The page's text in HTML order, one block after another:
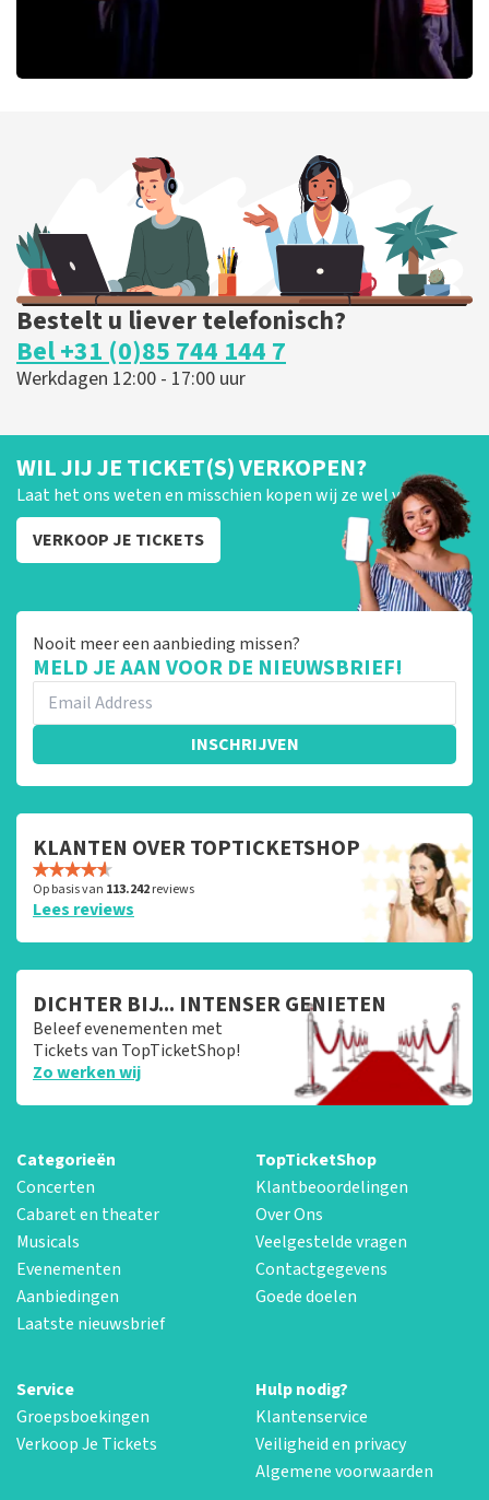
BESTEL NU
Bestelt u liever telefonisch?
Bel +31 (0)85 744 144 7
Werkdagen 12:00 - 17:00 uur
WIL JIJ JE TICKET(S) VERKOPEN?
Laat het ons weten en misschien kopen wij ze wel van je!
VERKOOP JE TICKETS
Nooit meer een aanbieding missen?
MELD JE AAN VOOR DE NIEUWSBRIEF!
INSCHRIJVEN
KLANTEN OVER TOPTICKETSHOP
Op basis van 113.242reviews
Lees reviews
DICHTER BIJ... INTENSER GENIETEN
Beleef evenementen met
Tickets van TopTicketShop!
Zo werken wij
Categorieën
Concerten
Cabaret en theater
Musicals
Evenementen
Aanbiedingen
Laatste nieuwsbrief
TopTicketShop
Klantbeoordelingen
Over Ons
Veelgestelde vragen
Contactgegevens
Goede doelen
Service
Groepsboekingen
Verkoop Je Tickets
Hulp nodig?
Klantenservice
Veiligheid en privacy
Algemene voorwaarden